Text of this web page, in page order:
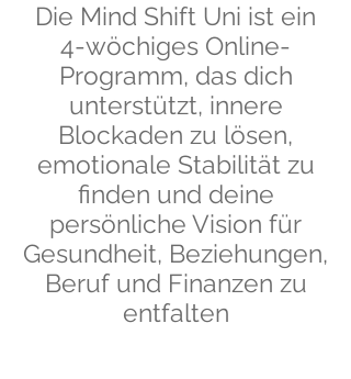
Die Mind Shift Uni ist ein
4-wöchiges Online-
Programm, das dich
unterstützt, innere
Blockaden zu lösen,
emotionale Stabilität zu
finden und deine
persönliche Vision für
Gesundheit, Beziehungen,
Beruf und Finanzen zu
entfalten